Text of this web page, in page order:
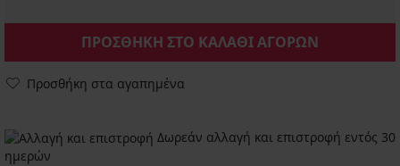
ΠΡΟΣΘΗΚΗ ΣΤΟ ΚΑΛΑΘΙ ΑΓΟΡΩΝ
Προσθήκη στα αγαπημένα
Δωρεάν αλλαγή και επιστροφή εντός 30
ημερών